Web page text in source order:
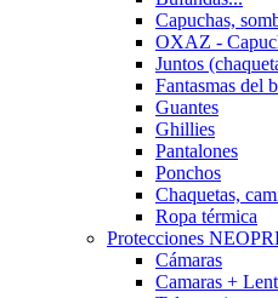
Capuchas,
OXAZ -
Juntos
Fantasmas del
Guantes
Ghillies
Pantalones
Ponchos
Chaquetas,
Ropa térmica
Protecciones
Cámaras
Camaras +